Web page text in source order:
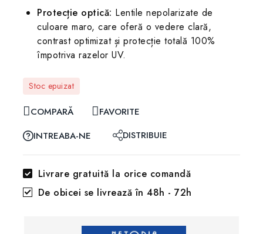
Protecție optică: Lentile nepolarizate de
culoare maro, care oferă o vedere clară,
contrast optimizat și protecție totală 100%
împotriva razelor UV.
Stoc epuizat
COMPARĂ
FAVORITE
INTREABA-NE
DISTRIBUIE
Livrare gratuită la orice comandă
De obicei se livrează în 48h - 72h